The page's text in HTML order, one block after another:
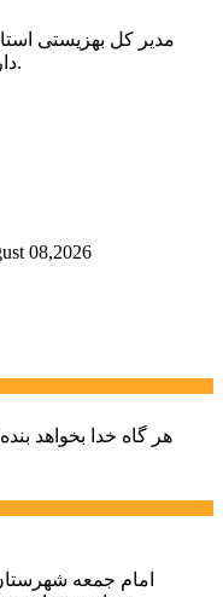
دارای اختلالات بینایی در این استان خبر داد.
08,2026
هر گاه خدا بخواهد
امام جمعه